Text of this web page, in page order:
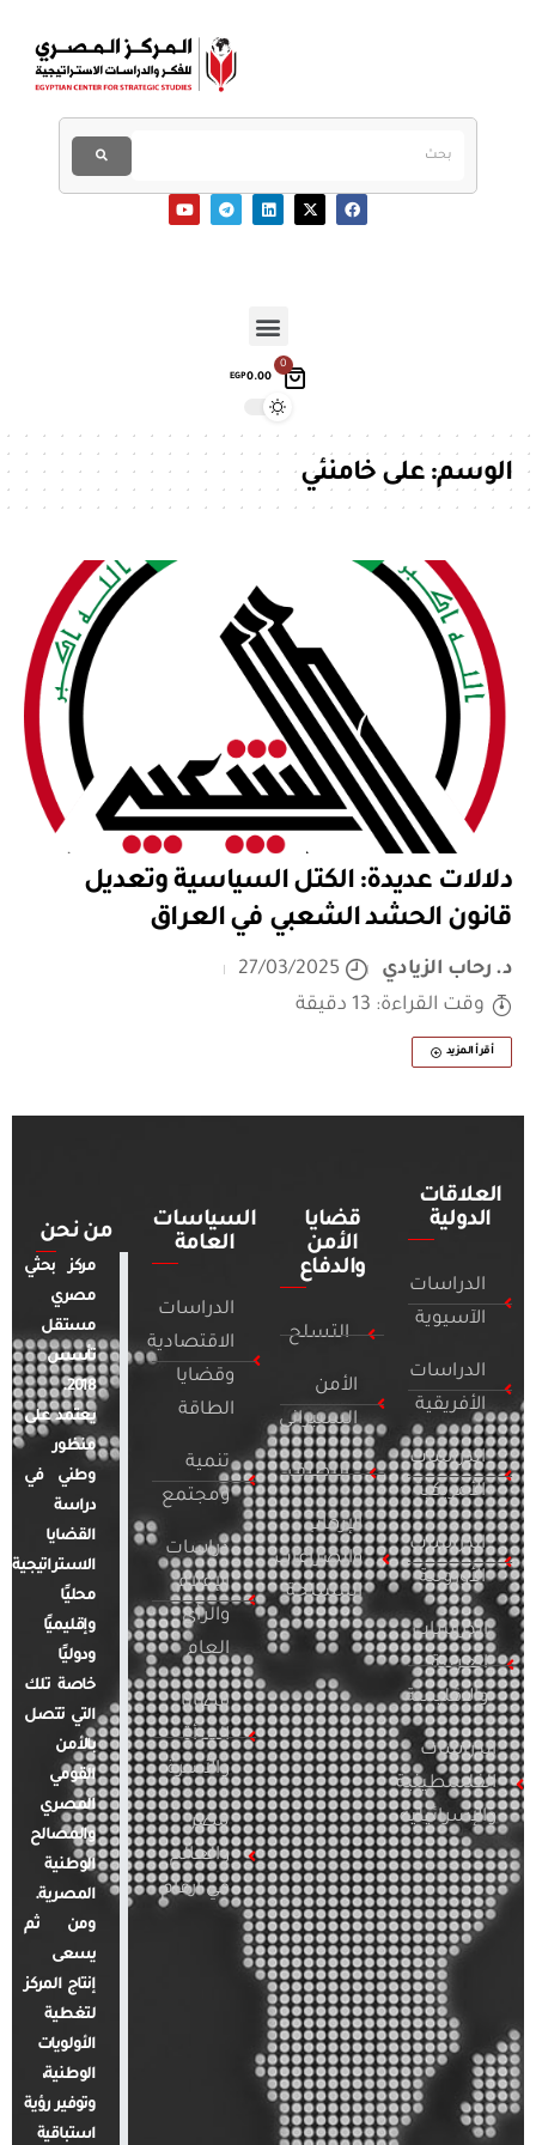
0
EGP0.00
الوسم:على خامنئي
دلالات عديدة: الكتل السياسية وتعديل
قانون الحشد الشعبي في العراق
د. رحاب الزيادي
27/03/2025
وقت القراءة: 13 دقيقة
أقرأ المزيد
العلاقات
الدولية
الدراسات
الآسيوية
الدراسات
الأفريقية
الدراسات
الأمريكية
الدراسات
الأوروبية
الدراسات
العربية
والإقليمية
الدراسات
الفلسطينية
والإسرائيلية
قضايا
الأمن
والدفاع
التسلح
الأمن
السيبراني
التطرف
الإرهاب
والصراعات
المسلحة
السياسات
العامة
الدراسات
الاقتصادية
وقضايا
الطاقة
تنمية
ومجتمع
دراسات
الإعلام
والرأي
العام
قضايا
المرأة
والأسرة
مصر
والعالم
في أرقام
من نحن
مركز بحثي
مصري
مستقل
تأسس
2018.
يعتمد على
منظور
وطني في
دراسة
القضايا
الاستراتيجية
محليًا
وإقليميًا
ودوليًا
خاصة تلك
التي تتصل
بالأمن
القومي
المصري
والمصالح
الوطنية
المصرية.
ومن ثم
يسعى
إنتاج المركز
لتغطية
الأولويات
الوطنية،
وتوفير رؤية
استباقية